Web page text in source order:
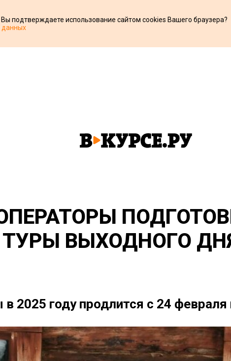
Вы подтверждаете использование сайтом cookies Вашего браузера?
данных
ВЫХОДНОГО
2025 году продлится с 24 февраля